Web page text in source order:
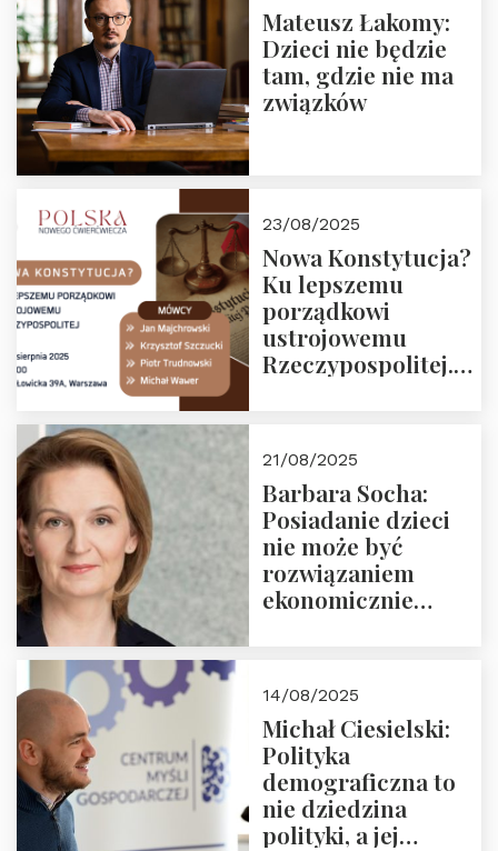
Mateusz Łakomy:
Dzieci nie będzie
tam, gdzie nie ma
związków
23/08/2025
Nowa Konstytucja?
Ku lepszemu
porządkowi
ustrojowemu
Rzeczypospolitej.
Nowego
Ćwierćwiecza”
21/08/2025
Barbara Socha:
Posiadanie dzieci
nie może być
rozwiązaniem
ekonomicznie
14/08/2025
Michał Ciesielski:
Polityka
demograficzna to
nie dziedzina
polityki, a jej